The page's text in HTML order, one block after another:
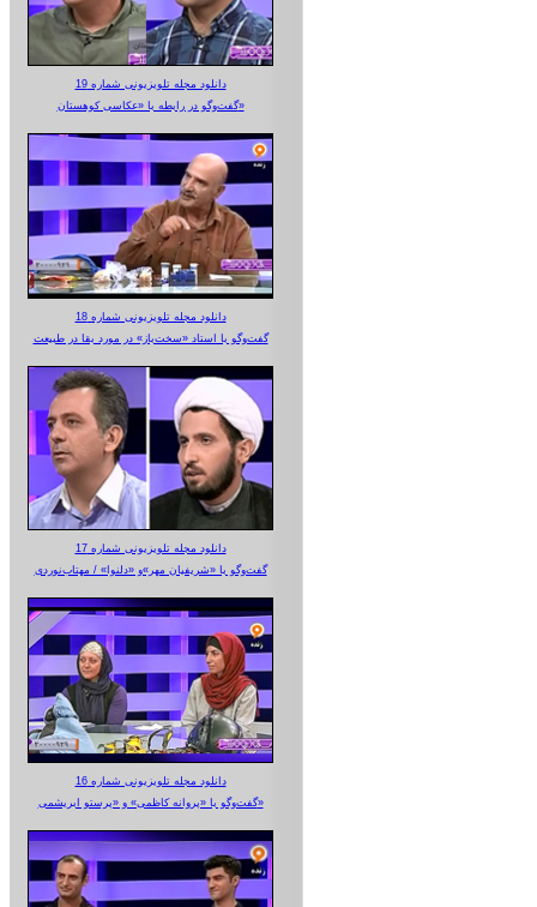
دانلود مجله تلویزیونی شماره 19
گفت‌وگو در رابطه با «عکاسی کوهستان»
دانلود مجله تلویزیونی شماره 18
گفت‌وگو با استاد «سخت‌باز» در مورد بقا در طبیعت
دانلود مجله تلویزیونی شماره 17
گفت‌وگو با «شریفیان مهر»‌و «دلنوا» / مهتاب‌نوردی
دانلود مجله تلویزیونی شماره 16
گفت‌وگو با «پروانه کاظمی» و «پرستو‌ ابریشمی»